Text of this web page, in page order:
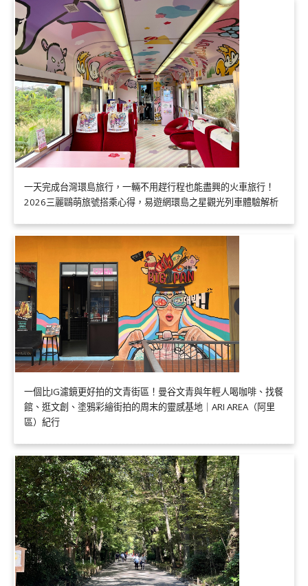
一天完成台灣環島旅行，一輛不用趕行程也能盡興的火車旅行！
2026三麗鷗萌旅號搭乘心得，易遊網環島之星觀光列車體驗解析
一個比IG濾鏡更好拍的文青街區！曼谷文青與年輕人喝咖啡、找餐
館、逛文創、塗鴉彩繪街拍的周末的靈感基地｜ARI AREA（阿里
區）紀行